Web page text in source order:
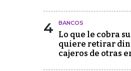
4 BANCOS
Lo que le cobra
quiere retirar
cajeros de otras